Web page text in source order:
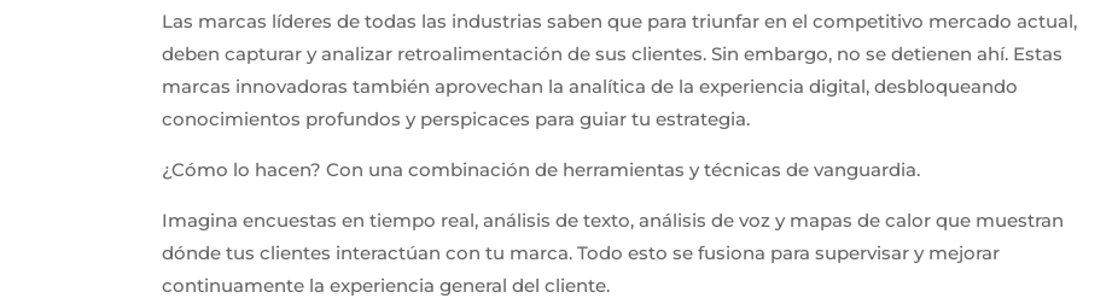
Las marcas líderes de todas las industrias saben que para triunfar en el competitivo mercado actual,
deben capturar y analizar retroalimentación de sus clientes. Sin embargo, no se detienen ahí. Estas
marcas innovadoras también aprovechan la analítica de la experiencia digital, desbloqueando
conocimientos profundos y perspicaces para guiar tu estrategia.
¿Cómo lo hacen? Con una combinación de herramientas y técnicas de vanguardia.
Imagina encuestas en tiempo real, análisis de texto, análisis de voz y mapas de calor que muestran
dónde tus clientes interactúan con tu marca. Todo esto se fusiona para supervisar y mejorar
continuamente la experiencia general del cliente.